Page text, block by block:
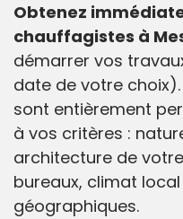
Obtenez
chauffagistes à
démarrer vos
date de votre
sont entièrement
à vos critères :
architecture de
bureaux, climat
géographiques.